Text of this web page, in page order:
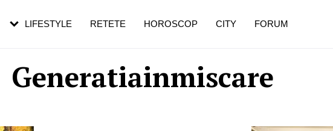
Generatiainmiscare
LIFESTYLE RETETE HOROSCOP CITY FORUM
pe măsură ce înaintezi în vârstă